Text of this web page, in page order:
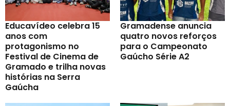
Educavídeo celebra 15
anos com
protagonismo no
Festival de Cinema de
Gramado e trilha novas
histórias na Serra
Gaúcha
Gramadense anuncia
quatro novos reforços
para o Campeonato
Gaúcho Série A2